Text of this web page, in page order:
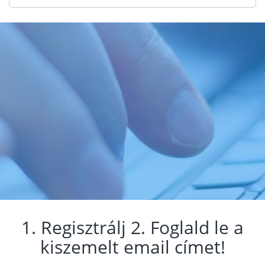
1. Regisztrálj 2. Foglald le a
kiszemelt email címet!